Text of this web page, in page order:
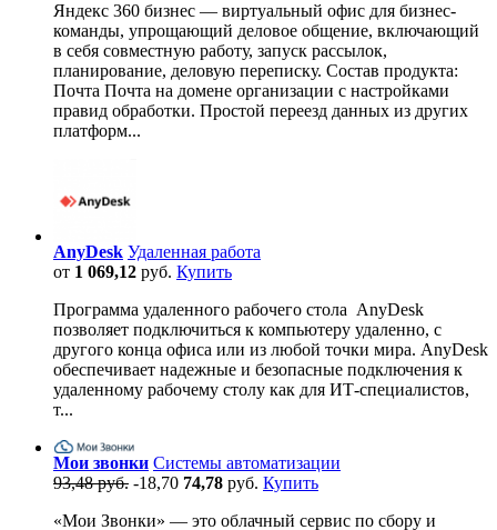
Яндекс 360 бизнес — виртуальный офис для бизнес-
команды, упрощающий деловое общение, включающий
в себя совместную работу, запуск рассылок,
планирование, деловую переписку. Состав продукта:
Почта Почта на домене организации с настройками
правид обработки. Простой переезд данных из других
платформ...
AnyDesk Удаленная работа
от 1 069,12 руб. Купить
Программа удаленного рабочего стола AnyDesk
позволяет подключиться к компьютеру удаленно, с
другого конца офиса или из любой точки мира. AnyDesk
обеспечивает надежные и безопасные подключения к
удаленному рабочему столу как для ИТ-специалистов,
т...
Мои звонки Системы автоматизации
93,48 руб. -18,70 74,78 руб. Купить
«Мои Звонки» — это облачный сервис по сбору и